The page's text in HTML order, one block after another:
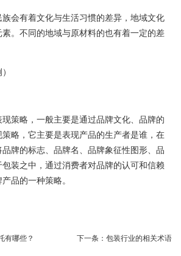
会有着文化与生活习惯的差异，地域文化
。不同的地域与原材料的也有着一定的差
策略，一般主要是通过品牌文化、品牌的
略，它主要是表现产品的生产者是谁，在
牌的标志、品牌名、品牌象征性图形、品
装之中，通过消费者对品牌的认可和信赖
品的一种策略。
有哪些？ 下一条： 包装行业的相关术语